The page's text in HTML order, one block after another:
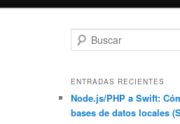
u
c
a
r
ENTRADAS RECIENTES
Node.js/PHP a Swift:
bases de datos locales